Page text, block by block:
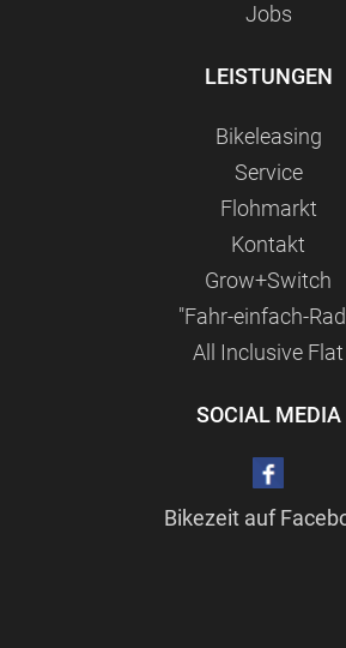
Jobs
LEISTUNGEN
Bikeleasing
Service
Flohmarkt
Kontakt
Grow+Switch
"Fahr-einfach-
All Inclusive Flat
SOCIAL MEDIA
Bikezeit auf